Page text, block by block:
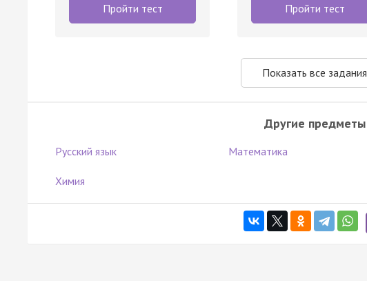
Пройти тест Пройти тест
Показать все задания
Другие предметы
Русский язык Математика
Химия